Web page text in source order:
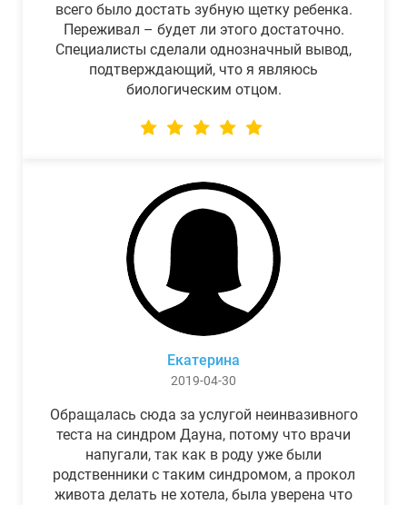
всего было достать зубную щетку ребенка.
Переживал – будет ли этого достаточно.
Специалисты сделали однозначный вывод,
подтверждающий, что я являюсь
биологическим отцом.
Екатерина
2019-04-30
Обращалась сюда за услугой неинвазивного
теста на синдром Дауна, потому что врачи
напугали, так как в роду уже были
родственники с таким синдромом, а прокол
живота делать не хотела, была уверена что